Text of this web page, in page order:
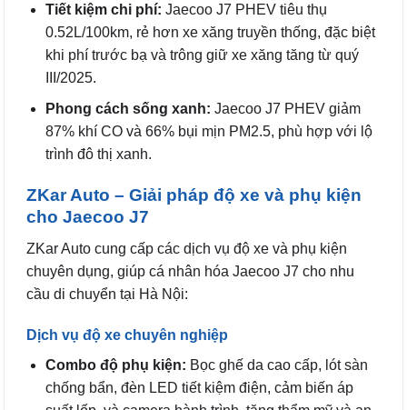
Tiết kiệm chi phí: Jaecoo J7 PHEV tiêu thụ
0.52L/100km, rẻ hơn xe xăng truyền thống, đặc biệt
khi phí trước bạ và trông giữ xe xăng tăng từ quý
III/2025.
Phong cách sống xanh: Jaecoo J7 PHEV giảm
87% khí CO và 66% bụi mịn PM2.5, phù hợp với lộ
trình đô thị xanh.
ZKar Auto – Giải pháp độ xe và phụ kiện
cho Jaecoo J7
ZKar Auto cung cấp các dịch vụ độ xe và phụ kiện
chuyên dụng, giúp cá nhân hóa Jaecoo J7 cho nhu
cầu di chuyển tại Hà Nội:
Dịch vụ độ xe chuyên nghiệp
Combo độ phụ kiện: Bọc ghế da cao cấp, lót sàn
chống bẩn, đèn LED tiết kiệm điện, cảm biến áp